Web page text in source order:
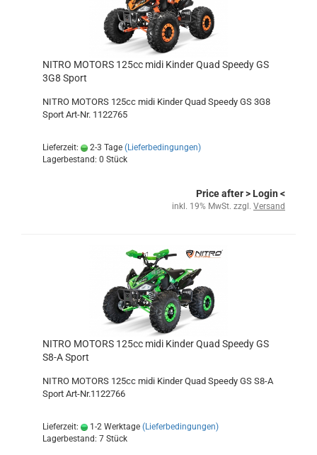
NITRO MOTORS 125cc midi Kinder Quad Speedy GS
3G8 Sport
NITRO MOTORS 125cc midi Kinder Quad Speedy GS 3G8
Sport Art-Nr. 1122765
Lieferzeit: 2-3 Tage (Lieferbedingungen)
Lagerbestand: 0 Stück
Price after> Login <
inkl. 19% MwSt. zzgl. Versand
NITRO MOTORS 125cc midi Kinder Quad Speedy GS
S8-A Sport
NITRO MOTORS 125cc midi Kinder Quad Speedy GS S8-A
Sport Art-Nr.1122766
Lieferzeit: 1-2 Werktage (Lieferbedingungen)
Lagerbestand: 7 Stück